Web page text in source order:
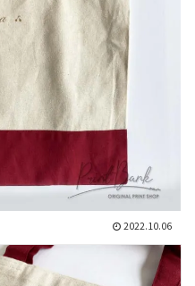
2022.10.06